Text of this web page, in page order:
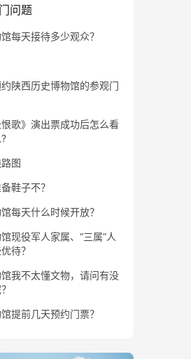
问题
每天接待多少观众？
陕西历史博物馆的参观门
歌》演出票成功后怎么看
图
鞋子不？
每天什么时候开放？
现役军人家属、“三属”人
待？
我不太懂文物，请问有没
提前几天预约门票？